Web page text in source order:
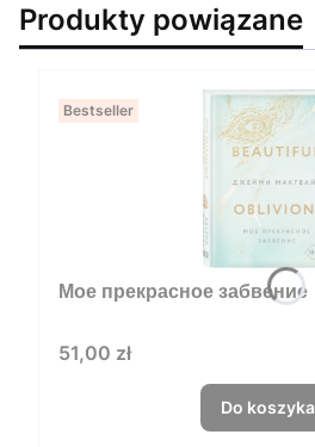
Produkty powiązane
Bestseller
Мое прекрасное забвение
Cena
51,00 zł
Do koszyka